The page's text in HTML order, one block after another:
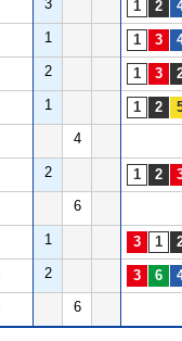
3
1
2
1
4
2
6
1
2
6